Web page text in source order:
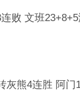
败 文班
灰熊4连胜 阿门